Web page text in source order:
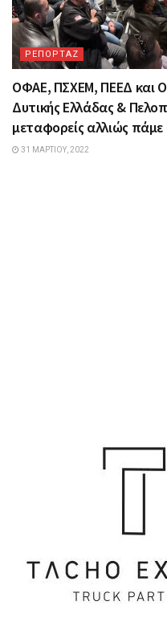
ΡΕΠΟΡΤΑΖ
ΟΦΑΕ, ΠΣΧΕΜ, ΠΕΕΔ και
Δυτικής Ελλάδας &
μεταφορείς αλλιώς πάμε
31 ΜΑΡΤΊΟΥ, 2022